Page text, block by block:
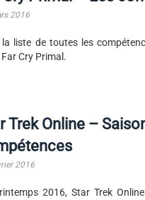
2016
la liste de toutes les
Cry Primal.
Trek Online –
2016
2016, Star Trek